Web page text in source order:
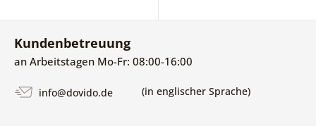
Kundenbetreuung
an Arbeitstagen Mo-Fr: 08:00-16:00
info@dovido.de (in englischer Sprache)